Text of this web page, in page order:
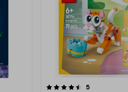
5recensioner
4.5 av 5 stjärnor